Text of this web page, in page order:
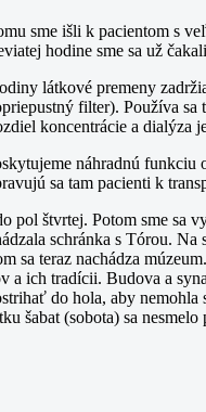
sme išli k pacientom s
hodine sme sa už
látkové premeny
filter). Používa
koncentrácie a
náhradnú funkciu
sa tam pacienti k
pol štvrtej. Potom sme
schránka s Tórou.
sa teraz nachádza
a ich tradícii. Budova a
do hola, aby
šabat (sobota) sa